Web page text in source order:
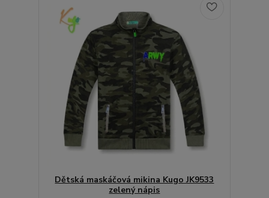
Dětská maskáčová mikina Kugo JK9533
zelený nápis